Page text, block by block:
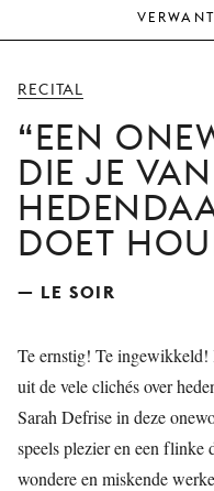
RECITAL
EEN
DIE JE VAN
DOET
— LE SOIR
Te ernstig! Te ingewikkeld!
uit de vele clichés over
Sarah Defrise in deze
speels plezier en een flinke
wondere en miskende